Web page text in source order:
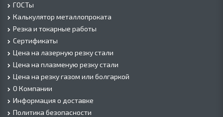
ГОСТы
Калькулятор металлопроката
Резка и токарные работы
Сертификаты
Цена на лазерную резку стали
Цена на плазменую резку стали
Цена на резку газом или болгаркой
О Компании
Информация о доставке
Политика безопасности